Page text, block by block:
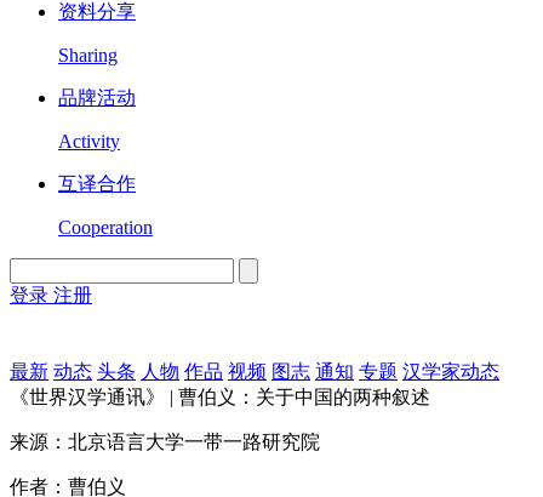
资料分享
Sharing
品牌活动
Activity
互译合作
Cooperation
登录 注册
最新 动态 头条 人物 作品 视频 图志 通知 专题 汉学家动态
《世界汉学通讯》 | 曹伯义：关于中国的两种叙述
来源：北京语言大学一带一路研究院
作者：曹伯义